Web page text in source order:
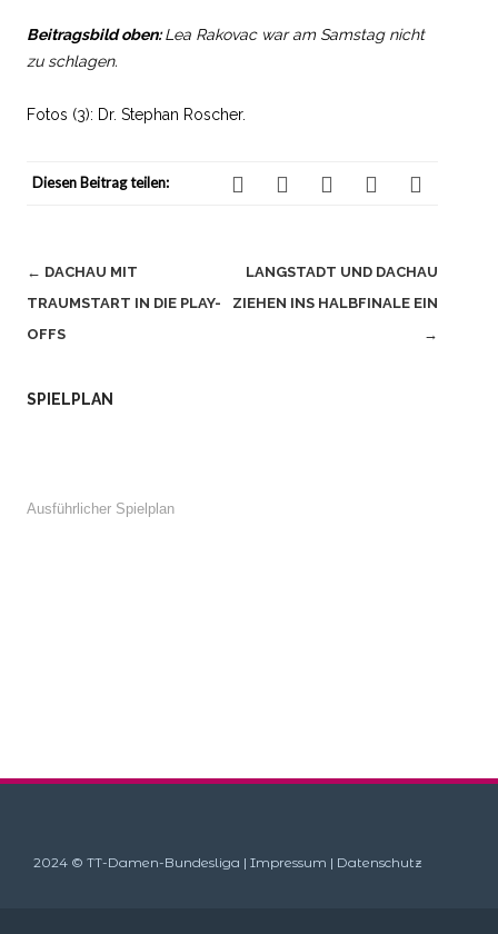
Beitragsbild oben:Lea Rakovac war am Samstag nicht
zu schlagen.
Fotos (3): Dr. Stephan Roscher.
Diesen Beitrag teilen:
Beitragsnavigation
← DACHAU MIT
TRAUMSTART IN DIE PLAY-
OFFS
LANGSTADT UND DACHAU
ZIEHEN INS HALBFINALE EIN
→
SPIELPLAN
Ausführlicher Spielplan
2024 © TT-Damen-Bundesliga | Impressum | Datenschutz